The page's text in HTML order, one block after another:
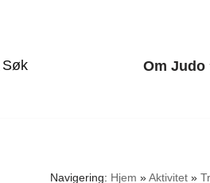
Søk Om Judo
Navigering: Hjem »Aktivitet»